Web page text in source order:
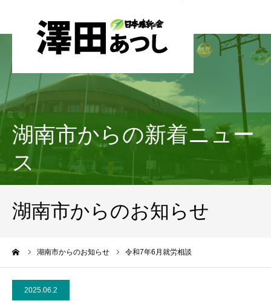
湖南市からの新着ニュー
ス
湖南市からのお知らせ
湖南市からのお知らせ 令和7年6月就労相談
2025.06.2